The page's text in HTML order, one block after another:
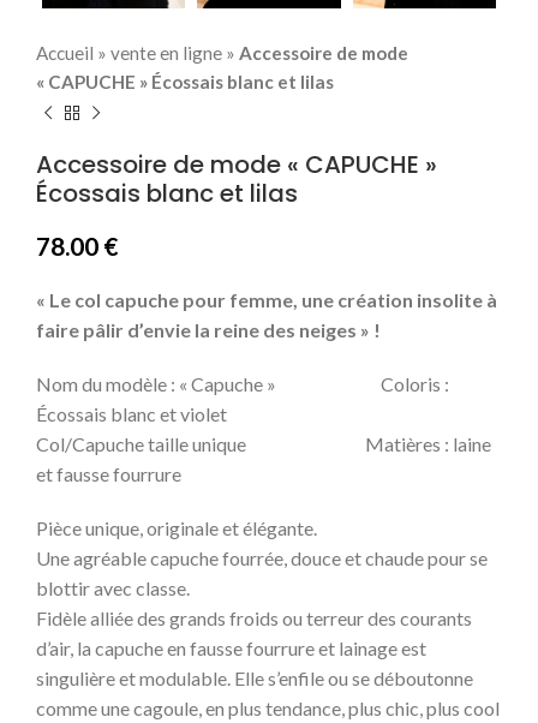
Accueil » vente en ligne » Accessoire de mode
« CAPUCHE » Écossais blanc et lilas
Accessoire de mode « CAPUCHE »
Écossais blanc et lilas
78.00 €
« Le col capuche pour femme, une création insolite à
faire pâlir d’envie la reine des neiges » !
Nom du modèle : « Capuche » Coloris :
Écossais blanc et violet
Col/Capuche taille unique Matières : laine
et fausse fourrure
Pièce unique, originale et élégante.
Une agréable capuche fourrée, douce et chaude pour se
blottir avec classe.
Fidèle alliée des grands froids ou terreur des courants
d’air, la capuche en fausse fourrure et lainage est
singulière et modulable. Elle s’enfile ou se déboutonne
comme une cagoule, en plus tendance, plus chic, plus cool